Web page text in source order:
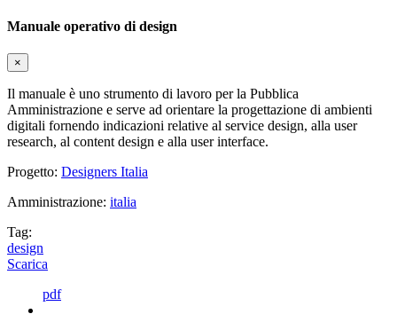
Manuale operativo di design
×
Il manuale è uno strumento di lavoro per la Pubblica
Amministrazione e serve ad orientare la progettazione di ambienti
digitali fornendo indicazioni relative al service design, alla user
research, al content design e alla user interface.
Progetto: Designers Italia
Amministrazione: italia
Tag:
design
Scarica
pdf